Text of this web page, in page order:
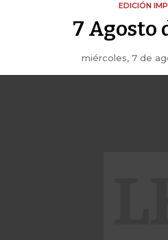
EDICIÓN
7 Agosto
miércoles, 7 de